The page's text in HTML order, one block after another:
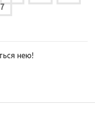
нею!